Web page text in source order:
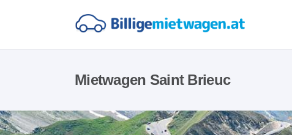
Mietwagen Saint Brieuc